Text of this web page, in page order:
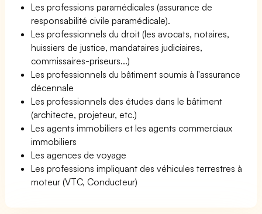
Les professions paramédicales (assurance de
responsabilité civile paramédicale).
Les professionnels du droit (les avocats, notaires,
huissiers de justice, mandataires judiciaires,
commissaires-priseurs...)
Les professionnels du bâtiment soumis à l'assurance
décennale
Les professionnels des études dans le bâtiment
(architecte, projeteur, etc.)
Les agents immobiliers et les agents commerciaux
immobiliers
Les agences de voyage
Les professions impliquant des véhicules terrestres à
moteur (VTC, Conducteur)